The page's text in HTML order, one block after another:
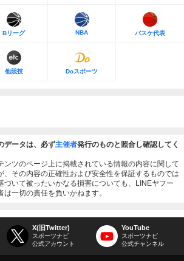
Bリーグ NBA バスケ代表
他競技 Doスポーツ
データは、必ず主催者発行のものと照合し確認してく
ンツのページ上に掲載されている情報の内容に関して
、その内容の正確性および安全性を保証するものでは
づいて被ったいかなる損害についても、LINEヤフー
一切の責任を負いかねます。
X(旧Twitter)
スポーツナビ
公式アカウント
YouTube
スポーツナビ
公式チャンネル